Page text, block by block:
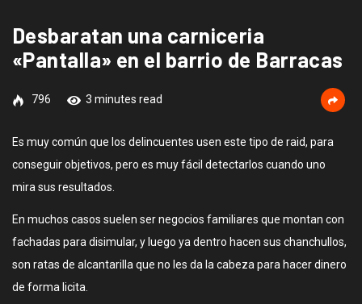
Desbaratan una carniceria
«Pantalla» en el barrio de Barracas
796 3 minutes read
Es muy común que los delincuentes usen este tipo de raid, para
conseguir objetivos, pero es muy fácil detectarlos cuando uno
mira sus resultados.
En muchos casos suelen ser negocios familiares que montan con
fachadas para disimular, y luego ya dentro hacen sus chanchullos,
son ratas de alcantarilla que no les da la cabeza para hacer dinero
de forma licita.